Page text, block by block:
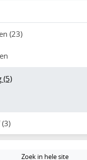
(23)
(5)
Zoek in hele site